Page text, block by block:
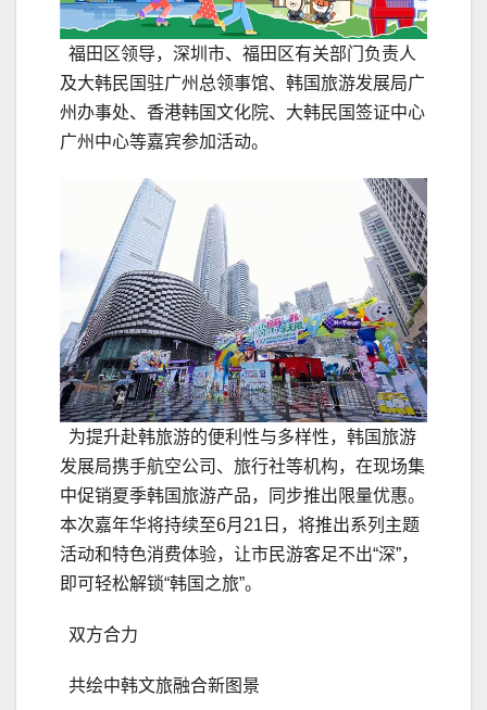
福田区领导，深圳市、福田区有关部门负责人
及大韩民国驻广州总领事馆、‌韩国旅游发展局广
州办事处、香港韩国文化院、大韩民国签证中心
广州中心等嘉宾参加活动。
为提升赴韩旅游的便利性与多样性，韩国旅游
发展局携手航空公司、旅行社等机构，在现场集
中促销夏季韩国旅游产品，同步推出限量优惠。
本次嘉年华将持续至6月21日，将推出系列主题
活动和特色消费体验，让市民游客足不出“深”，
即可轻松解锁“韩国之旅”。
双方合力
共绘中韩文旅融合新图景